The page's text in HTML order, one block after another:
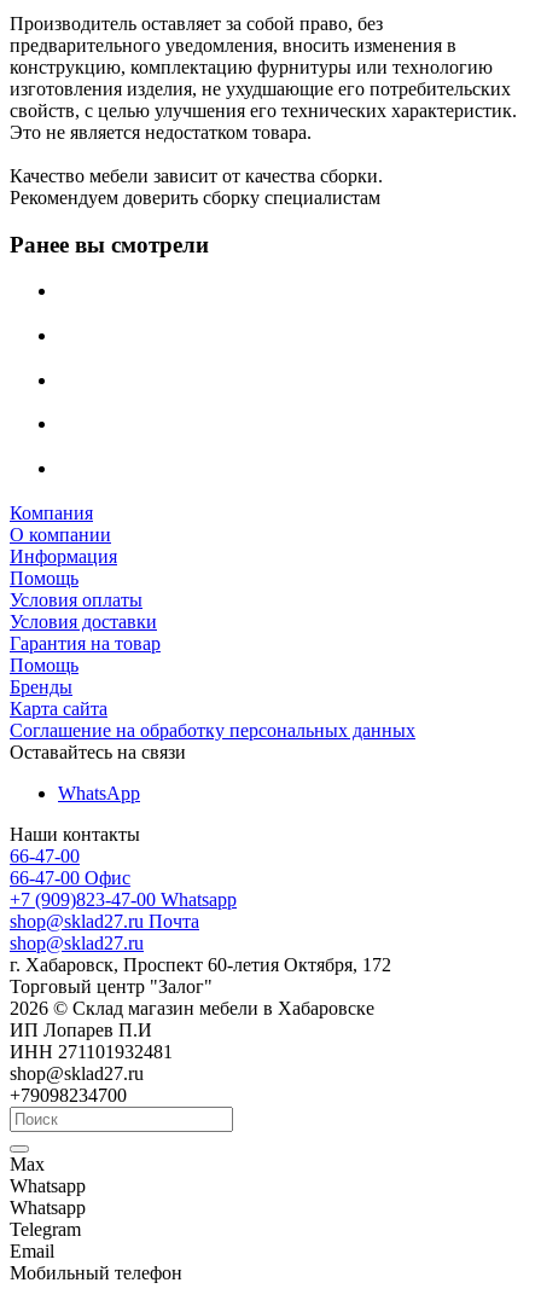
Производитель оставляет за собой право, без
предварительного уведомления, вносить изменения в
конструкцию, комплектацию фурнитуры или технологию
изготовления изделия, не ухудшающие его потребительских
свойств, с целью улучшения его технических характеристик.
Это не является недостатком товара.
Качество мебели зависит от качества сборки.
Рекомендуем доверить сборку специалистам
Ранее вы смотрели
Компания
О компании
Информация
Помощь
Условия оплаты
Условия доставки
Гарантия на товар
Помощь
Бренды
Карта сайта
Соглашение на обработку персональных данных
Оставайтесь на связи
WhatsApp
Наши контакты
66-47-00
66-47-00 Офис
+7 (909)823-47-00 Whatsapp
shop@sklad27.ru Почта
shop@sklad27.ru
г. Хабаровск, Проспект 60-летия Октября, 172
Торговый центр "Залог"
2026 © Склад магазин мебели в Хабаровске
ИП Лопарев П.И
ИНН 271101932481
shop@sklad27.ru
+79098234700
Max
Whatsapp
Whatsapp
Telegram
Email
Мобильный телефон